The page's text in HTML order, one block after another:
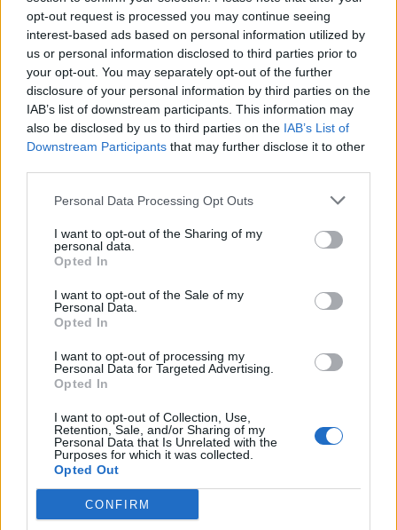
opt-out request is processed you may continue seeing
interest-based ads based on personal information utilized by
us or personal information disclosed to third parties prior to
your opt-out. You may separately opt-out of the further
disclosure of your personal information by third parties on the
IAB’s list of downstream participants. This information may
also be disclosed by us to third parties on the IAB’s List of
Downstream Participants that may further disclose it to other
Personal Data Processing Opt Outs
I want to opt-out of the Sharing of my
personal data.
Opted In
I want to opt-out of the Sale of my
Personal Data.
Opted In
I want to opt-out of processing my
Personal Data for Targeted Advertising.
Opted In
I want to opt-out of Collection, Use,
Retention, Sale, and/or Sharing of my
Personal Data that Is Unrelated with the
Purposes for which it was collected.
Opted Out
CONFIRM
UUTISET
Leskeneläke ei kuulu kaikille –
Kela muistuttaa tärkeästä
ikärajasta
2
VIIHDEUUTISET
Sääennuste ulottuu nyt
marraskuulle – tältä näyttää
syksyn sää